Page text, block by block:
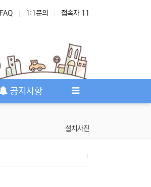
FAQ 1:1문의 접속자 11
공지사항
설치사진